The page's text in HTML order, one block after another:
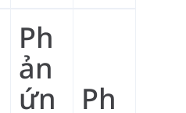
Ph
ản
ứn Ph